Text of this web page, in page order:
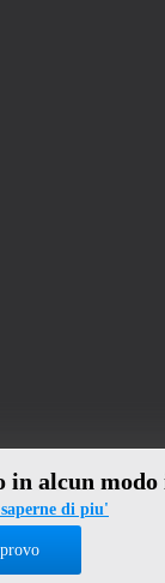
in alcun
di piu'